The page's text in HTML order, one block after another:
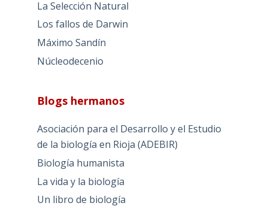
La Selección Natural
Los fallos de Darwin
Máximo Sandín
Núcleodecenio
Blogs hermanos
Asociación para el Desarrollo y el Estudio
de la biología en Rioja (ADEBIR)
Biología humanista
La vida y la biología
Un libro de biología